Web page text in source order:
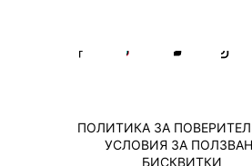
ПОЛИТИКА ЗА
УСЛОВИЯ ЗА
БИСКВИТКИ